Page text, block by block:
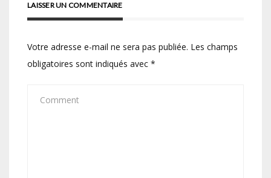
LAISSER UN COMMENTAIRE
Votre adresse e-mail ne sera pas publiée. Les champs
obligatoires sont indiqués avec *